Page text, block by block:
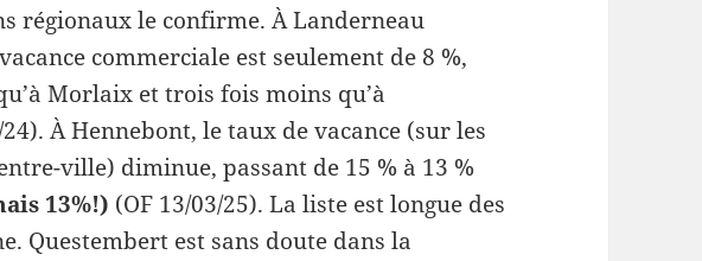
régionaux le confirme. À Landerneau
commerciale est seulement de 8 %,
Morlaix et trois fois moins qu’à
À Hennebont, le taux de vacance (sur les
ville) diminue, passant de 15 % à 13 %
13%!) (OF 13/03/25). La liste est longue des
Questembert est sans doute dans la